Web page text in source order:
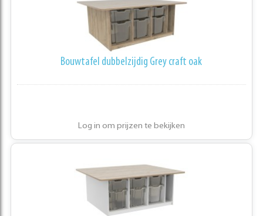
Bouwtafel dubbelzijdig Grey craft oak
Log in om prijzen te bekijken